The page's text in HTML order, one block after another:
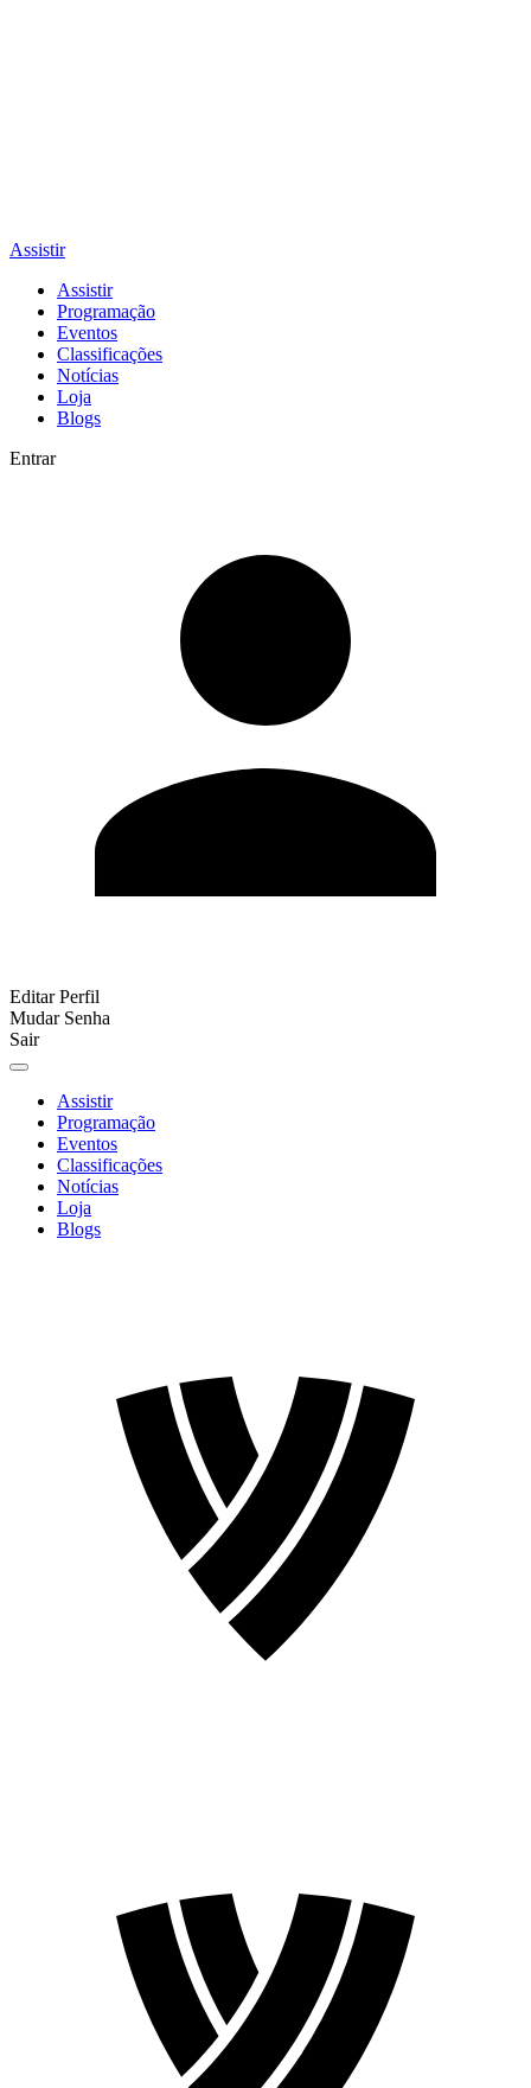
Assistir
Assistir
Programação
Eventos
Classificações
Notícias
Loja
Blogs
Entrar
Editar Perfil
Mudar Senha
Sair
Assistir
Programação
Eventos
Classificações
Notícias
Loja
Blogs